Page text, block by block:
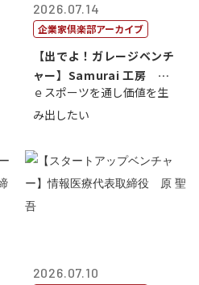
2026.07.14
企業家倶楽部アーカイブ
【出でよ！ガレージベンチ
ャー】Samurai 工房 代
表取締...
ｅスポーツを通し価値を生
み出したい
2026.07.10